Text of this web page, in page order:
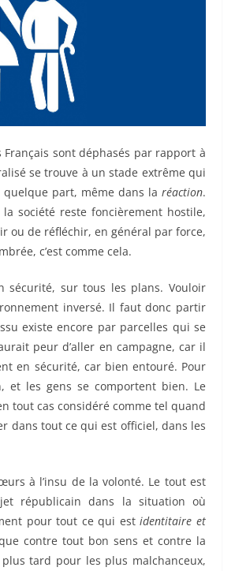
sont déphasés par rapport à
se trouve à un stade extrême qui
part, même dans la réaction.
société reste foncièrement hostile,
ou de réfléchir, en général par force,
c’est comme cela.
sécurité, sur tous les plans. Vouloir
inversé. Il faut donc partir
existe encore par parcelles qui se
peur d’aller en campagne, car il
en sécurité, car bien entouré. Pour
et les gens se comportent bien. Le
tout cas considéré comme tel quand
dans tout ce qui est officiel, dans les
à l’insu de la volonté. Le tout est
républicain dans la situation où
pour tout ce qui estidentitaire et
contre tout bon sens et contre la
tard pour les plus malchanceux,